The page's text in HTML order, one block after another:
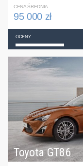
CENA ŚREDNIA
95 000 zł
OCENY
Toyota GT86